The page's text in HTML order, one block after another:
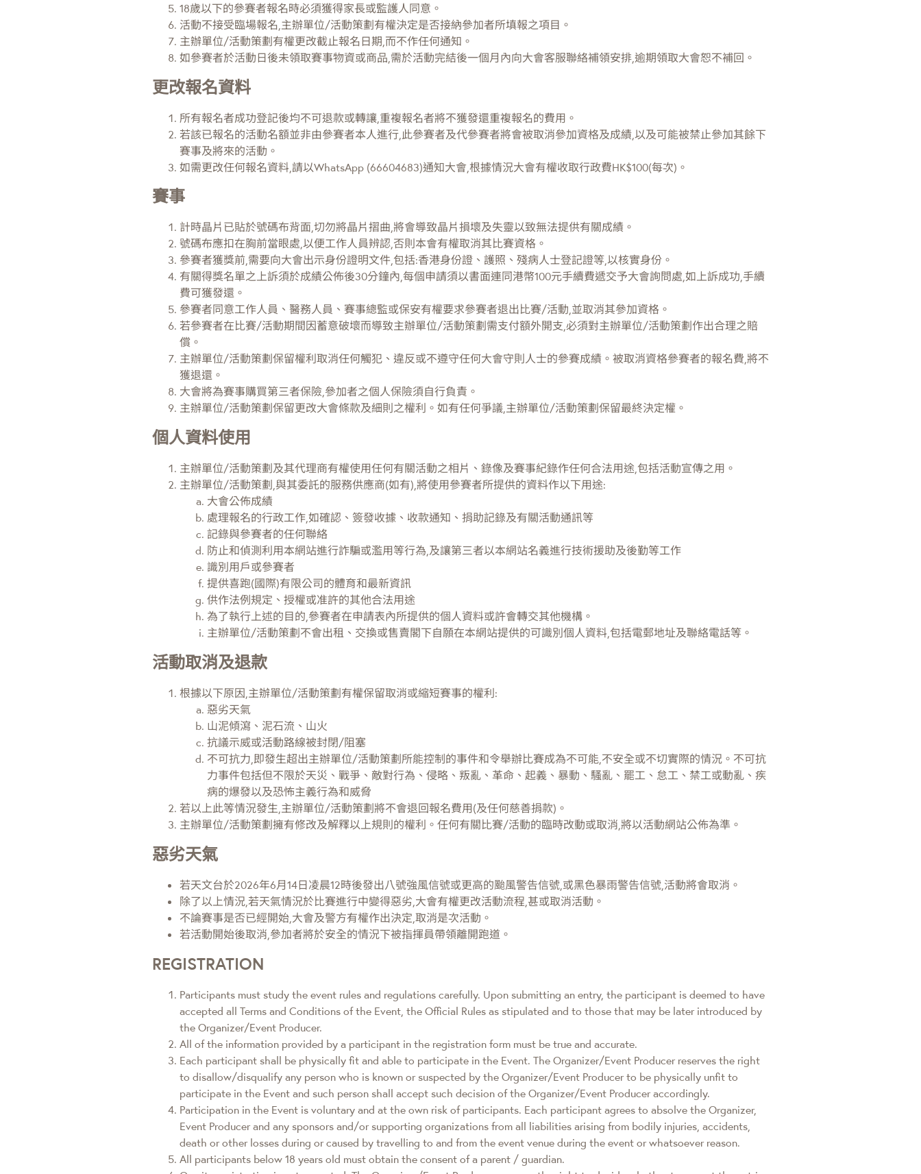
18歲以下的參賽者報名時必須獲得家長或監護人同意。
活動不接受臨場報名,主辦單位/活動策劃有權決定是否接納參加者所填報之項目。
主辦單位/活動策劃有權更改截止報名日期,而不作任何通知。
如參賽者於活動日後未領取賽事物資或商品,需於活動完結後一個月內向大會客服聯絡補領安排,逾期領取大會恕不補回。
更改報名資料
所有報名者成功登記後均不可退款或轉讓,重複報名者將不獲發還重複報名的費用。
若該已報名的活動名額並非由參賽者本人進行,此參賽者及代參賽者將會被取消參加資格及成績,以及可能被禁止參加其餘下
賽事及將來的活動。
如需更改任何報名資料,請以WhatsApp (66604683)通知大會,根據情況大會有權收取行政費HK$100(每次)。
賽事
計時晶片已貼於號碼布背面,切勿將晶片摺曲,將會導致晶片損壞及失靈以致無法提供有關成績。
號碼布應扣在胸前當眼處,以便工作人員辨認,否則本會有權取消其比賽資格。
參賽者獲獎前,需要向大會出示身份證明文件,包括:香港身份證、護照、殘病人士登記證等,以核實身份。
有關得獎名單之上訴須於成績公佈後30分鐘內,每個申請須以書面連同港幣100元手續費遞交予大會詢問處,如上訴成功,手續
費可獲發還。
參賽者同意工作人員、醫務人員、賽事總監或保安有權要求參賽者退出比賽/活動,並取消其參加資格。
若參賽者在比賽/活動期間因蓄意破壞而導致主辦單位/活動策劃需支付額外開支,必須對主辦單位/活動策劃作出合理之賠
償。
主辦單位/活動策劃保留權利取消任何觸犯、違反或不遵守任何大會守則人士的參賽成績。被取消資格參賽者的報名費,將不
獲退還。
大會將為賽事購買第三者保險,參加者之個人保險須自行負責。
主辦單位/活動策劃保留更改大會條款及細則之權利。如有任何爭議,主辦單位/活動策劃保留最終決定權。
個人資料使用
主辦單位/活動策劃及其代理商有權使用任何有關活動之相片、錄像及賽事紀錄作任何合法用途,包括活動宣傳之用。
主辦單位/活動策劃,與其委託的服務供應商(如有),將使用參賽者所提供的資料作以下用途:
大會公佈成績
處理報名的行政工作,如確認、簽發收據、收款通知、捐助記錄及有關活動通訊等
記錄與參賽者的任何聯絡
防止和偵測利用本網站進行詐騙或濫用等行為,及讓第三者以本網站名義進行技術援助及後勤等工作
識別用戶或參賽者
提供喜跑(國際)有限公司的體育和最新資訊
供作法例規定、授權或准許的其他合法用途
為了執行上述的目的,參賽者在申請表內所提供的個人資料或許會轉交其他機構。
主辦單位/活動策劃不會出租、交換或售賣閣下自願在本網站提供的可識別個人資料,包括電郵地址及聯絡電話等。
活動取消及退款
根據以下原因,主辦單位/活動策劃有權保留取消或縮短賽事的權利:
惡劣天氣
山泥傾瀉、泥石流、山火
抗議示威或活動路線被封閉/阻塞
不可抗力,即發生超出主辦單位/活動策劃所能控制的事件和令舉辦比賽成為不可能,不安全或不切實際的情況。不可抗
力事件包括但不限於天災、戰爭、敵對行為、侵略、叛亂、革命、起義、暴動、騷亂、罷工、怠工、禁工或動亂、疾
病的爆發以及恐怖主義行為和威脅
若以上此等情況發生,主辦單位/活動策劃將不會退回報名費用(及任何慈善捐款)。
主辦單位/活動策劃擁有修改及解釋以上規則的權利。任何有關比賽/活動的臨時改動或取消,將以活動網站公佈為準。
惡劣天氣
若天文台於2026年6月14日凌晨12時後發出八號強風信號或更高的颱風警告信號,或黑色暴雨警告信號,活動將會取消。
除了以上情況,若天氣情況於比賽進行中變得惡劣,大會有權更改活動流程,甚或取消活動。
不論賽事是否已經開始,大會及警方有權作出決定,取消是次活動。
若活動開始後取消,參加者將於安全的情況下被指揮員帶領離開跑道。
REGISTRATION
Participants must study the event rules and regulations carefully. Upon submitting an entry, the participant is deemed to have
accepted all Terms and Conditions of the Event, the Official Rules as stipulated and to those that may be later introduced by
the Organizer/Event Producer.
All of the information provided by a participant in the registration form must be true and accurate.
Each participant shall be physically fit and able to participate in the Event. The Organizer/Event Producer reserves the right
to disallow/disqualify any person who is known or suspected by the Organizer/Event Producer to be physically unfit to
participate in the Event and such person shall accept such decision of the Organizer/Event Producer accordingly.
Participation in the Event is voluntary and at the own risk of participants. Each participant agrees to absolve the Organizer,
Event Producer and any sponsors and/or supporting organizations from all liabilities arising from bodily injuries, accidents,
death or other losses during or caused by travelling to and from the event venue during the event or whatsoever reason.
All participants below 18 years old must obtain the consent of a parent / guardian.